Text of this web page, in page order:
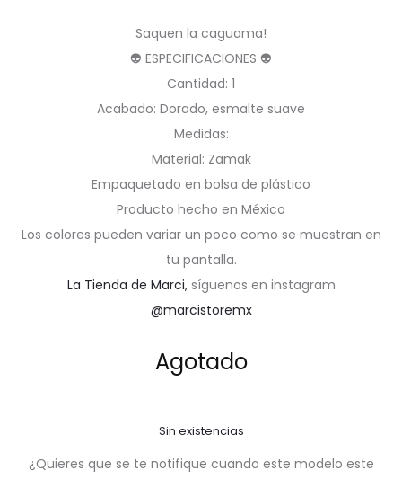
Saquen la caguama!
👽 ESPECIFICACIONES 👽
Cantidad: 1
Acabado: Dorado, esmalte suave
Medidas:
Material: Zamak
Empaquetado en bolsa de plástico
Producto hecho en México
Los colores pueden variar un poco como se muestran en
tu pantalla.
La Tienda de Marci, síguenos en instagram
@marcistoremx
Agotado
Sin existencias
¿Quieres que se te notifique cuando este modelo este